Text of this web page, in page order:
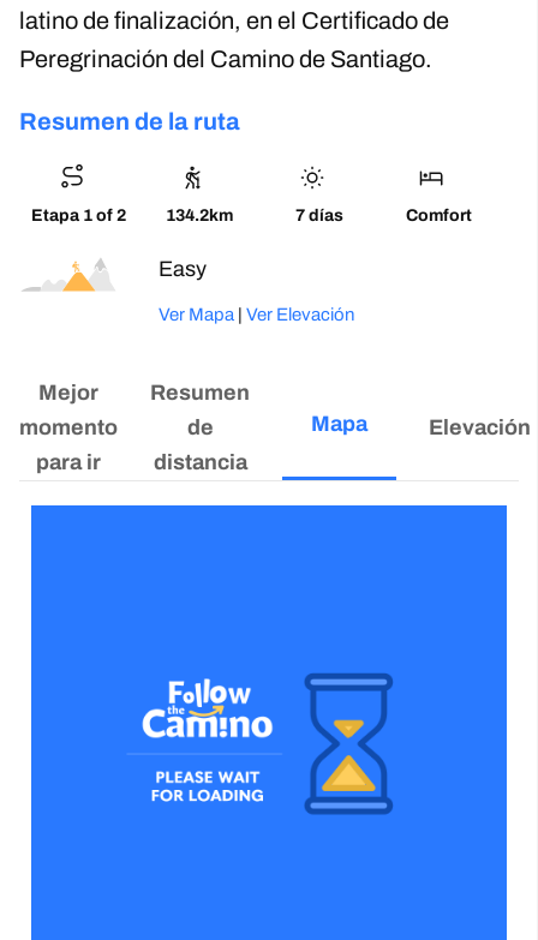
latino de finalización, en el Certificado de
Peregrinación del Camino de Santiago.
Resumen de la ruta
Etapa 1 of 2 134.2km 7 días Comfort
Fácil
Ver Mapa | Ver Elevación
Mejor
momento
para ir
Resumen
de
distancia
Mapa Elevación